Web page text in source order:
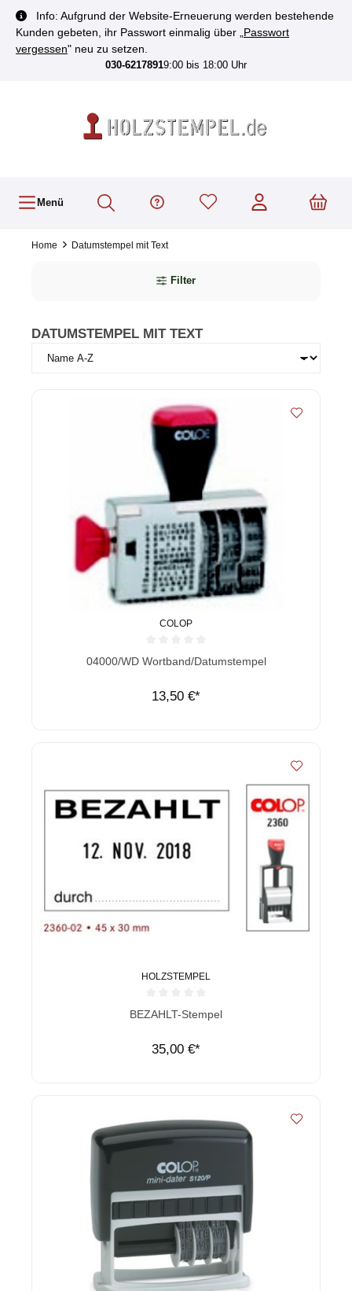
springen
Info: Aufgrund der Website-Erneuerung werden bestehende
Kunden gebeten, ihr Passwort einmalig über „ Passwort
vergessen" neu zu setzen.
030-62178919:00 bis 18:00 Uhr
Menü
Home Datumstempel mit Text
Filter
DATUMSTEMPEL MIT TEXT
COLOP
Durchschnittliche Bewertung von 0 von 5 Sternen
04000/WD Wortband/Datumstempel
13,50 €*
HOLZSTEMPEL
Durchschnittliche Bewertung von 0 von 5 Sternen
BEZAHLT-Stempel
35,00 €*